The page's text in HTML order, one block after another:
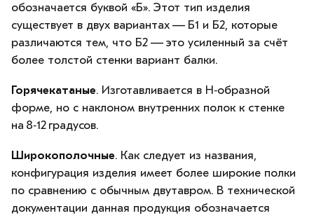
обозначается буквой «Б». Этот тип изделия
существует в двух вариантах — Б1 и Б2, которые
различаются тем, что Б2 — это усиленный за счёт
более толстой стенки вариант балки.
Горячекатаные. Изготавливается в H‑образной
форме, но с наклоном внутренних полок к стенке
на 8‑12 градусов.
Широкополочные. Как следует из названия,
конфигурация изделия имеет более широкие полки
по сравнению с обычным двутавром. В технической
документации данная продукция обозначается